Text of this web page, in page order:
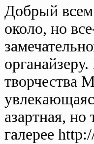
Добрый всем
около, но
творчества
азартная,
галерее